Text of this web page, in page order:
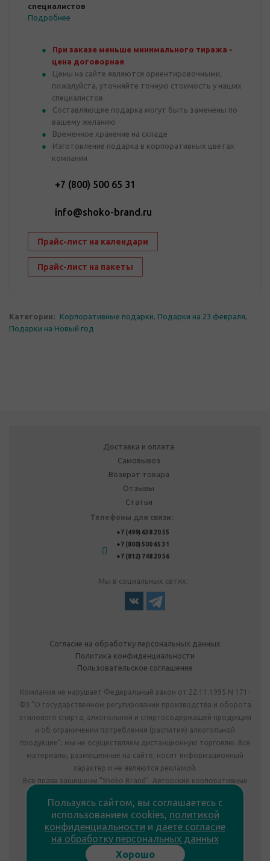
специалистов
Подробнее
При заказе меньше минимального тиража -
цена договорная
Цены на сайте являются ориентировочными,
пожалуйста, уточняйте точную стоимость у наших
специалистов
Составляющие подарка могут быть заменены по
вашему желанию
Временное хранение на складе
Изготовление подарка в корпоративных цветах
компании
+7 (800) 500 65 31
info@shoko-brand.ru
Прайс-лист на календари
Прайс-лист на пакеты
Категории: Корпоративные подарки, Подарки на 23 февраля,
Подарки на Новый год
Доставка и оплата
Самовывоз
Возврат товара
Отзывы
Статьи
Телефоны для связи:
+7 (499) 638 20 55
+7 (800) 500 65 31
+7 (812) 748 20 56
Мы в социальных сетях:
Согласие на обработку персональных данных
Политика конфиденциальности
Пользовательское соглашение
Компания не нарушает Федеральный закон от 22.11.1995 N 171-
ФЗ "О государственном регулировании производства и оборота
этилового спирта, алкогольной и спиртосодержащей продукции
и об ограничении потребления (распития) алкогольной
продукции": мы не осуществляем дистанционную торговлю. Все
материалы, размещенные на сайте, носят информационный
характер и не являются рекламой.
Все права защищены "Shoko Brand". Авторские корпоративные
Комплектация подарка может отличаться от изображения.
Информация на сайте не является публичной офертой.
Сведения о продавце:
ООО «Фабрика подарков», лицензия №78РПА0009672 от
23.05.2023
Пользуясь сайтом, вы соглашаетесь с
использованием cookies, политикой
конфиденциальности и даете согласие
на обработку персональных данных
Хорошо